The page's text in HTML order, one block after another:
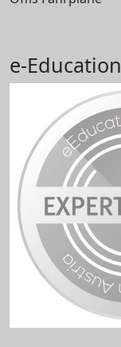
e-